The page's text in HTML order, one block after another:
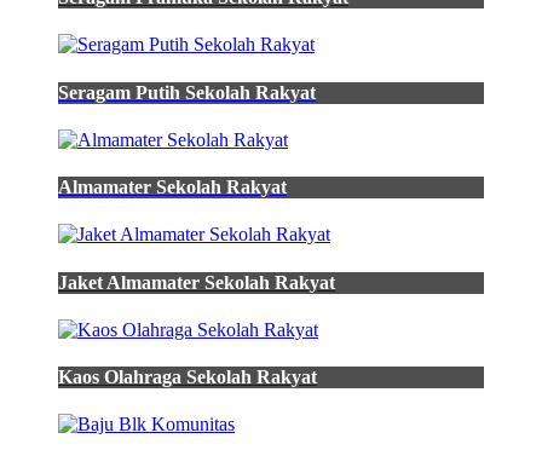
Seragam Putih Sekolah Rakyat
Almamater Sekolah Rakyat
Jaket Almamater Sekolah Rakyat
Kaos Olahraga Sekolah Rakyat